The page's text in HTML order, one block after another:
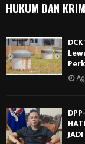
HUKUM DAN